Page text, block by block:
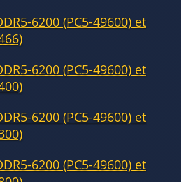
6200 (PC5-49600) et
6200 (PC5-49600) et
6200 (PC5-49600) et
6200 (PC5-49600) et